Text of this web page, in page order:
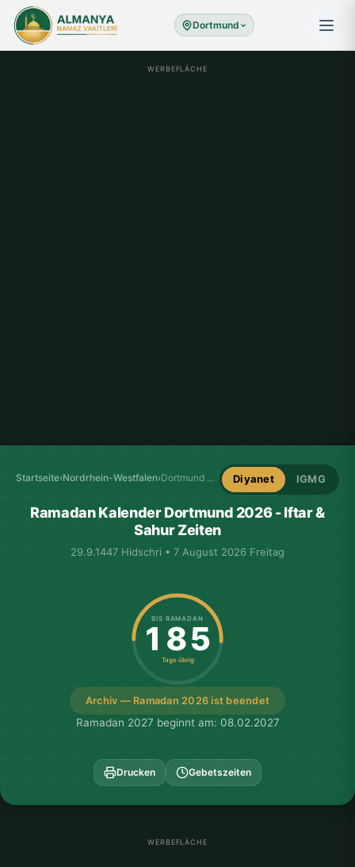
Dortmund
WERBEFLÄCHE
Startseite›Nordrhein-Westfalen› Dortmund Ramadan-Kalender Diyanet IGMG
Ramadan Kalender Dortmund 2026 - Iftar &
Sahur Zeiten
29.9.1447 Hidschri • 7 August 2026 Freitag
Archiv — Ramadan 2026 ist beendet
BIS RAMADAN
185
Tage übrig
Ramadan 2027 beginnt am: 08.02.2027
Drucken Gebetszeiten
WERBEFLÄCHE